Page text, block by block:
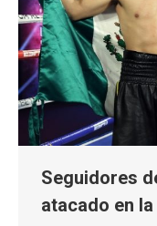
Seguidores
atacado en la